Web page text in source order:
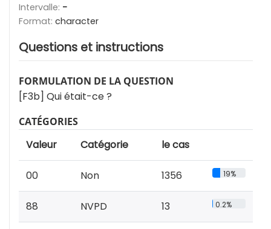
Intervalle: -
Format: character
Questions et instructions
FORMULATION DE LA QUESTION
[F3b] Qui était-ce ?
CATÉGORIES
Valeur Catégorie le cas
00 Non 1356 19%
88 NVPD 13 0.2%